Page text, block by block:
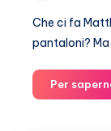
Che ci fa
pantaloni?
Per